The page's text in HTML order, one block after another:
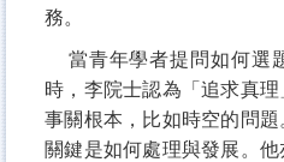
務。
當青年學者提問如何選
時，李院士認為「追求真
事關根本，比如時空的問題
關鍵是如何處理與發展。